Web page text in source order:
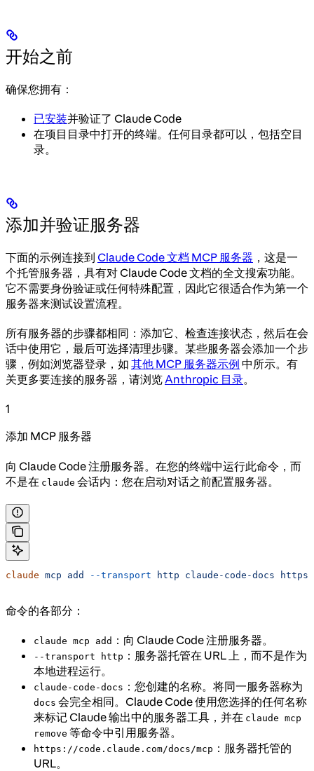
开始之前
确保您拥有：
已安装并验证了 Claude Code
在项目目录中打开的终端。任何目录都可以，包括空目
录。
添加并验证服务器
下面的示例连接到 Claude Code 文档 MCP 服务器 ，这是一
个托管服务器，具有对 Claude Code 文档的全文搜索功能。
它不需要身份验证或任何特殊配置，因此它很适合作为第一个
服务器来测试设置流程。
所有服务器的步骤都相同：添加它、检查连接状态，然后在会
话中使用它，最后可选择清理步骤。某些服务器会添加一个步
骤，例如浏览器登录，如 其他 MCP 服务器示例 中所示。有
关更多要连接的服务器，请浏览 Anthropic 目录。
1
添加 MCP 服务器
向 Claude Code 注册服务器。在您的终端中运行此命令，而
不是在 claude 会话内：您在启动对话之前配置服务器。
claude mcp add --transport http claude-code-docs
命令的各部分：
claude mcp add ：向 Claude Code 注册服务器。
--transport http ：服务器托管在 URL 上，而不是作为
本地进程运行。
claude-code-docs ：您创建的名称。将同一服务器称为
docs 会完全相同。Claude Code 使用您选择的任何名称
来标记 Claude 输出中的服务器工具，并在 claude mcp
remove 等命令中引用服务器。
https://code.claude.com/docs/mcp ：服务器托管的
URL。